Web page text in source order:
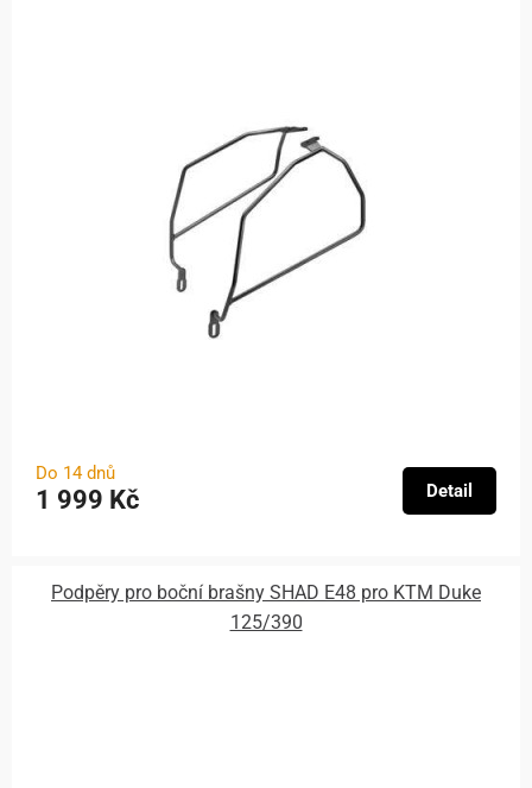
Do 14 dnů
1 999 Kč Detail
Podpěry pro boční brašny SHAD E48 pro KTM Duke
125/390